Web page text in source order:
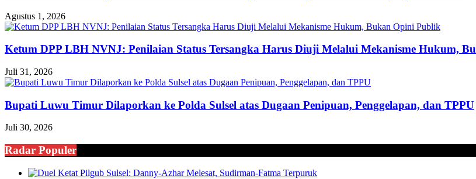
Agustus 1, 2026
Ketum DPP LBH NVNJ: Penilaian Status Tersangka Harus Diuji Melalui Mekanisme Hukum,
Juli 31, 2026
Bupati Luwu Timur Dilaporkan ke Polda Sulsel atas Dugaan Penipuan, Penggelapan, dan TPPU
Juli 30, 2026
Radar Populer